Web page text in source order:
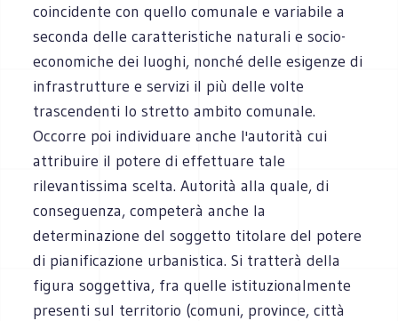
coincidente con quello comunale e variabile a
seconda delle caratteristiche naturali e socio-
economiche dei luoghi, nonché delle esigenze di
infrastrutture e servizi il più delle volte
trascendenti lo stretto ambito comunale.
Occorre poi individuare anche l'autorità cui
attribuire il potere di effettuare tale
rilevantissima scelta. Autorità alla quale, di
conseguenza, competerà anche la
determinazione del soggetto titolare del potere
di pianificazione urbanistica. Si tratterà della
figura soggettiva, fra quelle istituzionalmente
presenti sul territorio (comuni, province, città